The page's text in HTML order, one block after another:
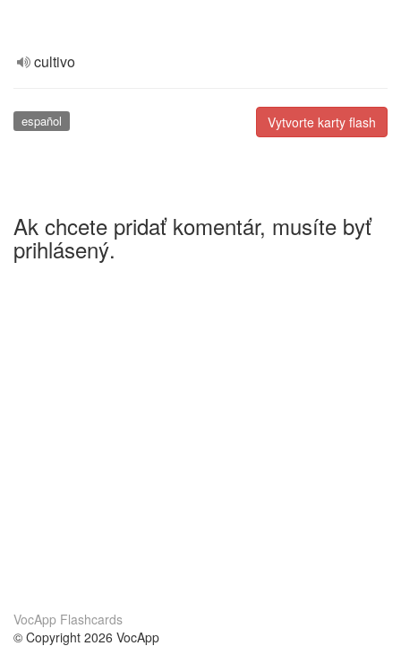
cultivo
Vytvorte karty flash
español
Ak chcete pridať komentár, musíte byť
prihlásený.
VocApp Flashcards
© Copyright 2026 VocApp